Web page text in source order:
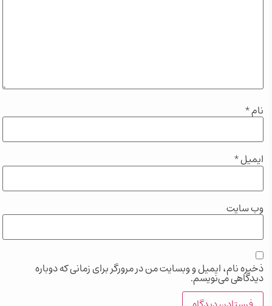
*
نام، ایمیل و وبسایت من در مرورگر برای زمانی که دوباره
می‌نویسم.